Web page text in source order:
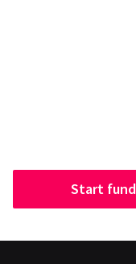
Start